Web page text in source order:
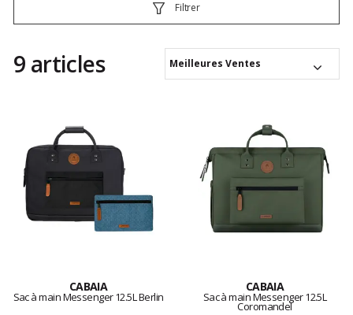
Filtrer
9 articles Meilleures Ventes
CABAIA
Sac à main Messenger 12.5L Berlin
CABAIA
Sac à main Messenger 12.5L
Coromandel